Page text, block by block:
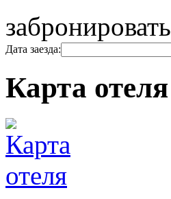
забронировать
Дата заезда:
Карта отеля